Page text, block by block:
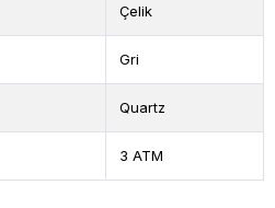
Çelik
Gri
Quartz
3 ATM